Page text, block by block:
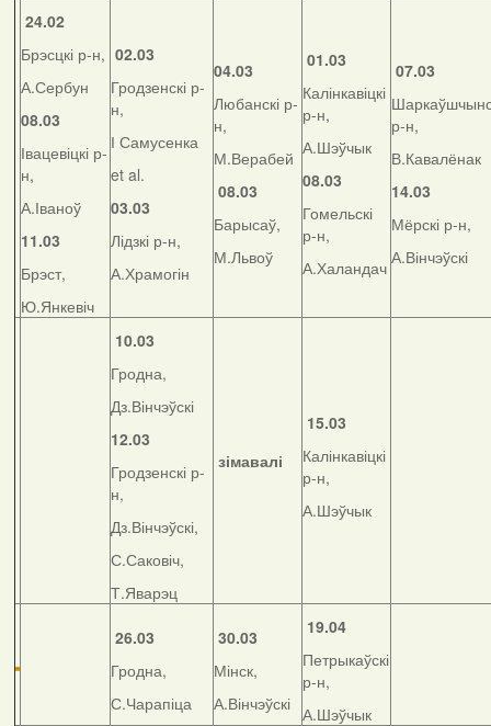
24.02
Брэсцкі р-н,
А.Сербун
08.03
Івацевіцкі р-
н,
А.Іваноў
11.03
Брэст,
Ю.Янкевіч
02.03
Гродзенскі р-
н,
І Самусенка
et al.
03.03
Лідзкі р-н,
А.Храмогін
04.03
Любанскі р-
н,
М.Верабей
08.03
Барысаў,
М.Львоў
01.03
Калінкавіцкі
р-н,
А.Шэўчык
08.03
Гомельскі
р-н,
А.Халандач
07.03
р-н,
В.Кавалёнак
14.03
Мёрскі р-н,
А.Вінчэўскі
10.03
Гродна,
Дз.Вінчэўскі
12.03
Гродзенскі р-
н,
Дз.Вінчэўскі,
С.Саковіч,
Т.Яварэц
зімавалі
15.03
Калінкавіцкі
р-н,
А.Шэўчык
26.03
Гродна,
С.Чарапіца
30.03
Мінск,
А.Вінчэўскі
19.04
Петрыкаўскі
р-н,
А.Шэўчык